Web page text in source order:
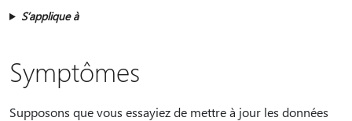
S’applique à
Symptômes
Supposons que vous essayiez de mettre à jour les données